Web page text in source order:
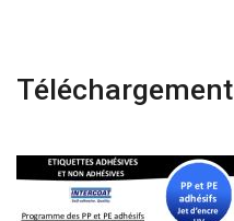
Téléchargement